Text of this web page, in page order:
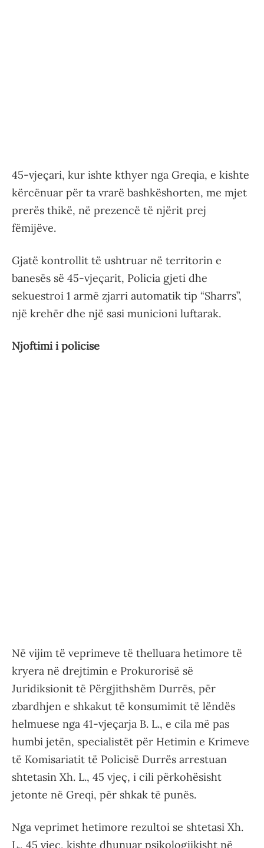
45-vjeçari, kur ishte kthyer nga Greqia, e kishte
kërcënuar për ta vrarë bashkëshorten, me mjet
prerës thikë, në prezencë të njërit prej
fëmijëve.
Gjatë kontrollit të ushtruar në territorin e
banesës së 45-vjeçarit, Policia gjeti dhe
sekuestroi 1 armë zjarri automatik tip “Sharrs”,
një krehër dhe një sasi municioni luftarak.
Njoftimi i policise
Në vijim të veprimeve të thelluara hetimore të
kryera në drejtimin e Prokurorisë së
Juridiksionit të Përgjithshëm Durrës, për
zbardhjen e shkakut të konsumimit të lëndës
helmuese nga 41-vjeçarja B. L., e cila më pas
humbi jetën, specialistët për Hetimin e Krimeve
të Komisariatit të Policisë Durrës arrestuan
shtetasin Xh. L., 45 vjeç, i cili përkohësisht
jetonte në Greqi, për shkak të punës.
Nga veprimet hetimore rezultoi se shtetasi Xh.
L., 45 vjeç, kishte dhunuar psikologjikisht në